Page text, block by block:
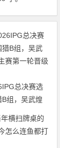
总决赛选
组，吴武煌
第一轮晋级版